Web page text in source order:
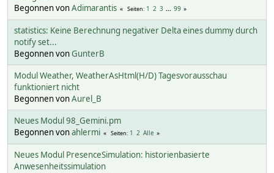
Begonnen vonAdimarantis Seiten 1 2 3 ... 99
statistics: Keine Berechnung negativer Delta eines dummy durch
notify set...
Begonnen vonGunterB
Modul Weather, WeatherAsHtml(H/D) Tagesvorausschau
funktioniert nicht
Begonnen vonAurel_B
Neues Modul 98_Gemini.pm
Begonnen vonahlermi Seiten 1 2 Alle
Neues Modul PresenceSimulation: historienbasierte
Anwesenheitssimulation